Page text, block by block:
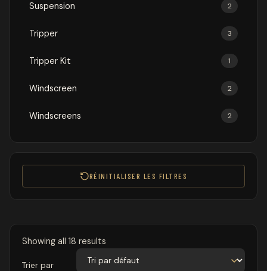
Suspension 2
Tripper 3
Tripper Kit 1
Windscreen 2
Windscreens 2
RÉINITIALISER LES FILTRES
Showing all 18 results
Trier par